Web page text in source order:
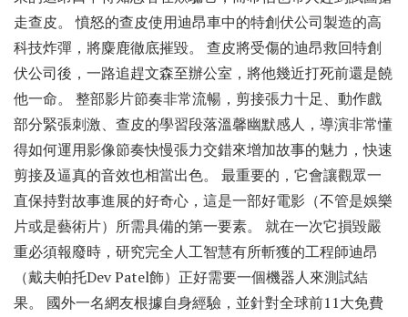
走查皮。 憤怒的查皮使用迪昂車中的特創伏公司製造的高
科技炸彈，將麋鹿徹底摧毀。 查皮將受傷的迪昂救回特創
伏公司後，一路追趕文森至辦公室，將他幾近打死前還是饒
他一命。 整部影片節奏非常流暢，剪接張力十足、動作戲
部分緊張刺激、查皮的學習段落溫馨幽默感人，導演非常懂
得如何運用影像節奏快慢張力交錯來增加故事的魅力，快速
剪接及逼真的音效也相當出色。 最重要的，它會讓觀眾一
直保持對故事進展的好奇心，這是一部好電影（不管是娛樂
片或是藝術片）所需具備的第一要素。 就在一次它損毀嚴
重必須報廢時，研究完全人工智慧有所斬獲的工程師迪昂
（戴夫帕托Dev Patel飾）正好需要一個機器人來測試結
果。 國外一名網友根據自身經驗，並針對全球前11大免費